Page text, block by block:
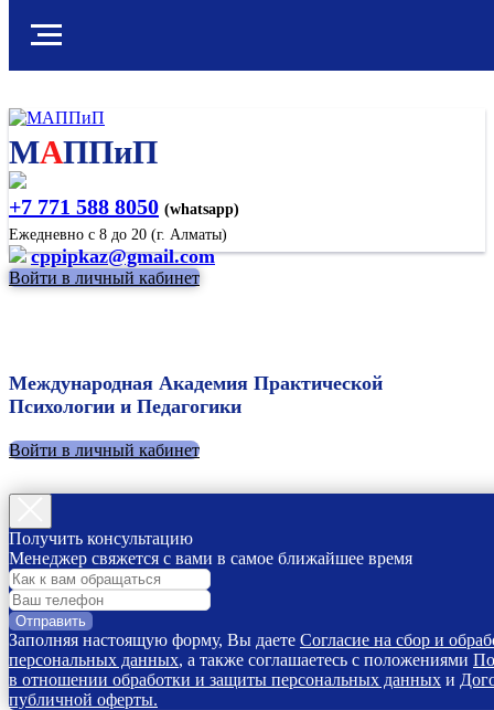
МАППиП
+7 771 588 8050 (whatsapp)
Ежедневно с 8 до 20 (г. Алматы)
cppipkaz@gmail.com
Войти в личный кабинет
Международная Академия Практической
Психологии и Педагогики
Войти в личный кабинет
Получить консультацию
Менеджер свяжется с вами в самое ближайшее время
Отправить
Заполняя настоящую форму, Вы даете Согласие на сбор и
персональных данных, а также соглашаетесь с положениями
в отношении обработки и защиты персональных данных и
публичной оферты.